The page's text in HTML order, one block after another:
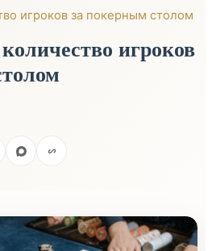
игроков за покерным столом
игроков